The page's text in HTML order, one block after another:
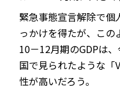
緊急事態宣言解除で個
っかけを得たが、この
10－12月期のGDPは
国で見られたような「
性が高いだろう。